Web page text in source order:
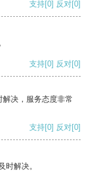
支持[0] 反对[0]
支持[0] 反对[0]
决，服务态度非常
支持[0] 反对[0]
时解决。